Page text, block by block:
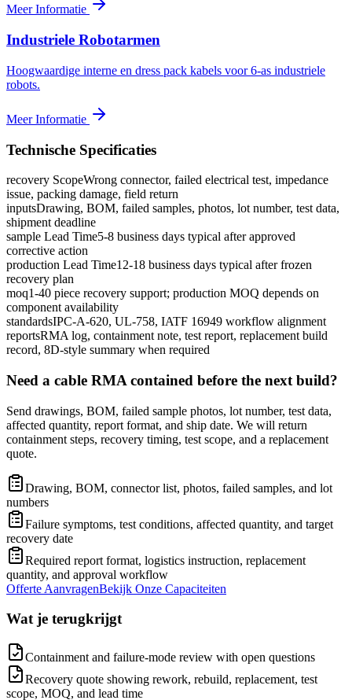
Meer Informatie
Industriele Robotarmen
Hoogwaardige interne en dress pack kabels voor 6-as industriele
robots.
Meer Informatie
Technische Specificaties
recovery ScopeWrong connector, failed electrical test, impedance
issue, packing damage, field return
inputsDrawing, BOM, failed samples, photos, lot number, test data,
shipment deadline
sample Lead Time5-8 business days typical after approved
corrective action
production Lead Time12-18 business days typical after frozen
recovery plan
moq1-40 piece recovery support; production MOQ depends on
component availability
standardsIPC-A-620, UL-758, IATF 16949 workflow alignment
reportsRMA log, containment note, test report, replacement build
record, 8D-style summary when required
Need a cable RMA contained before the next build?
Send drawings, BOM, failed sample photos, lot number, test data,
affected quantity, report format, and ship date. We will return
containment steps, recovery timing, test scope, and a replacement
quote.
Drawing, BOM, connector list, photos, failed samples, and lot
numbers
Failure symptoms, test conditions, affected quantity, and target
recovery date
Required report format, logistics instruction, replacement
quantity, and approval workflow
Offerte AanvragenBekijk Onze Capaciteiten
Wat je terugkrijgt
Containment and failure-mode review with open questions
Recovery quote showing rework, rebuild, replacement, test
scope, MOQ, and lead time